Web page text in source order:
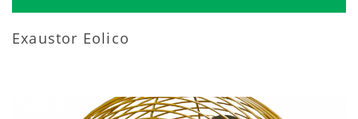
Exaustor Eolico